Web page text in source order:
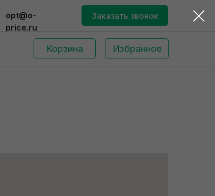
opt@o-
price.ru
Заказать звонок
Корзина Избранное